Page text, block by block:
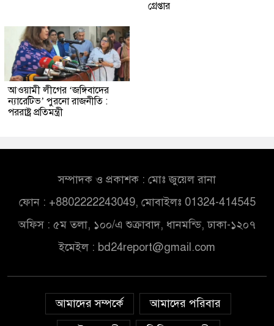
গ্রেপ্তার
আওয়ামী লীগের ‘জঙ্গিবাদের
ন্যারেটিভ’ পুরনো রাজনীতি :
পররাষ্ট্র প্রতিমন্ত্রী
সম্পাদক ও প্রকাশক : মোঃ জুয়েল রানা
ফোন : +8802222243049, মোবাইলঃ 01324-414545
অফিস : ৫ম তলা, ১০০/এ শুক্রাবাদ, ধানমন্ডি, ঢাকা-১২০৭
ইমেইল : bd24report@gmail.com
আমাদের সম্পর্কে
আমাদের পরিবার